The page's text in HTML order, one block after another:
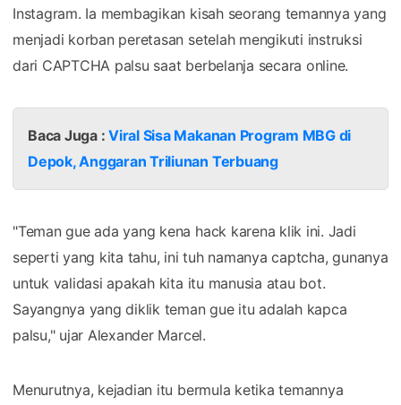
Instagram. Ia membagikan kisah seorang temannya yang
menjadi korban peretasan setelah mengikuti instruksi
dari CAPTCHA palsu saat berbelanja secara online.
Baca Juga :Viral Sisa Makanan Program MBG di
Depok, Anggaran Triliunan Terbuang
"Teman gue ada yang kena hack karena klik ini. Jadi
seperti yang kita tahu, ini tuh namanya captcha, gunanya
untuk validasi apakah kita itu manusia atau bot.
Sayangnya yang diklik teman gue itu adalah kapca
palsu," ujar Alexander Marcel.
Menurutnya, kejadian itu bermula ketika temannya